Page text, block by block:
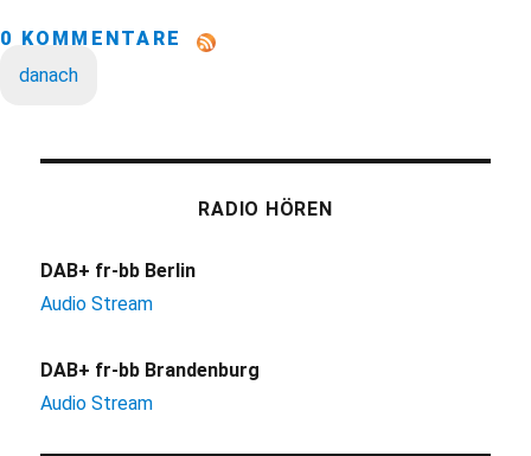
0 KOMMENTARE
danach
RADIO HÖREN
DAB+ fr-bb Berlin
Audio Stream
DAB+ fr-bb Brandenburg
Audio Stream